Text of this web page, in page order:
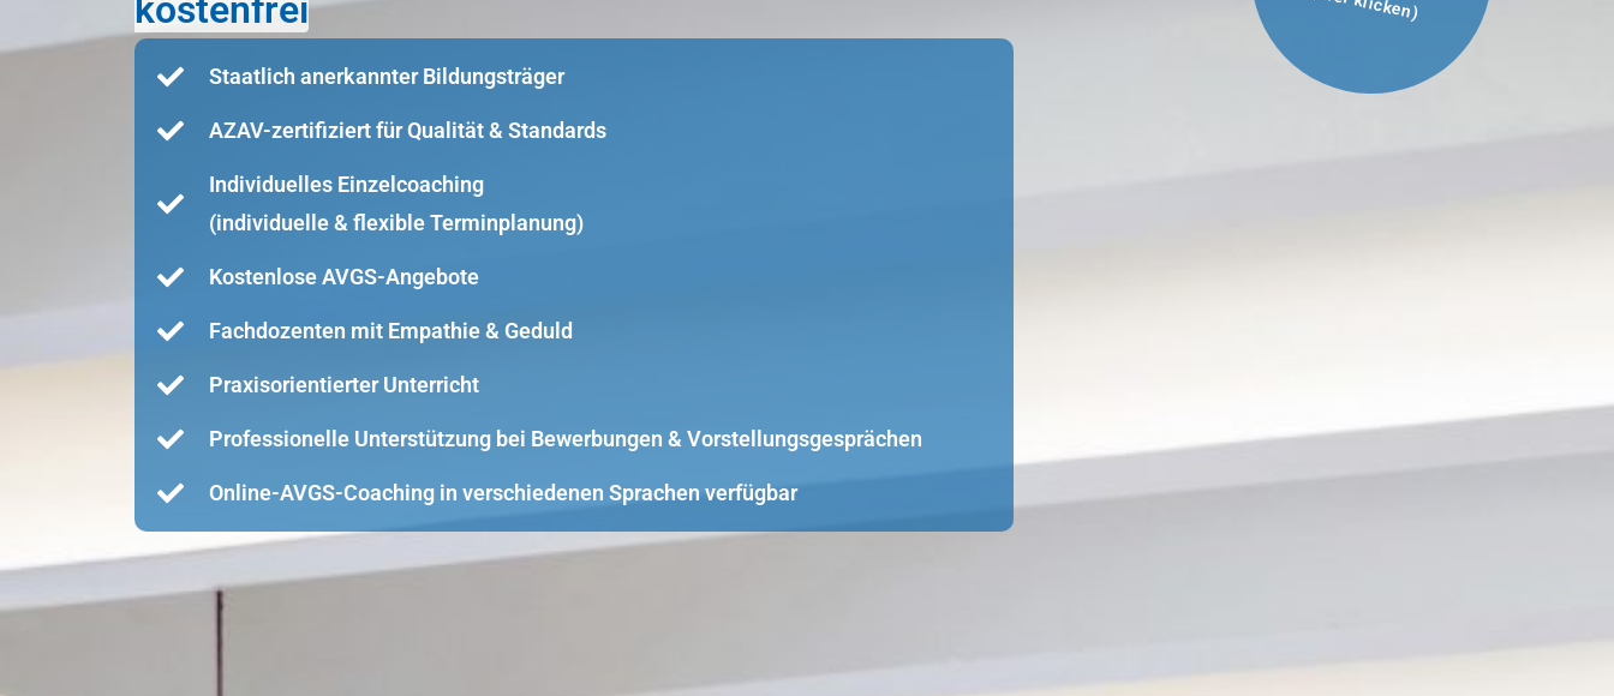
kostenfrei
Staatlich anerkannter Bildungsträger
AZAV-zertifiziert für Qualität & Standards
Individuelles Einzelcoaching
(individuelle & flexible Terminplanung)
Kostenlose AVGS-Angebote
Fachdozenten mit Empathie & Geduld
Praxisorientierter Unterricht
Professionelle Unterstützung bei Bewerbungen & Vorstellungsgesprächen
Online-AVGS-Coaching in verschiedenen Sprachen verfügbar